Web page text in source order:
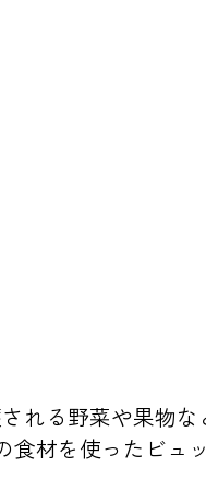
る野菜や果物な
材を使ったビュ